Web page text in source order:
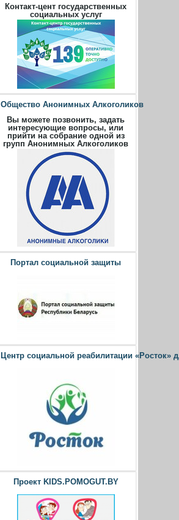
Контакт-цент государственных
социальных услуг
Общество Анонимных Алкоголиков
Вы можете позвонить, задать
интересующие вопросы, или
прийти на собрание одной из
групп Анонимных Алкоголиков
Портал социальной защиты
Центр социальной реабилитации
Проект KIDS.POMOGUT.BY